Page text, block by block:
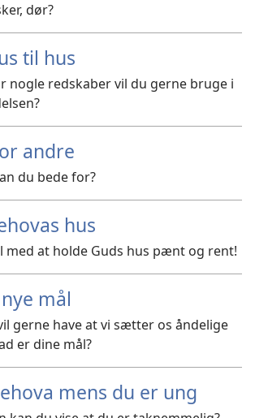
dør?
til hus
nogle redskaber vil du gerne bruge i
andre
du bede for?
hus
med at holde Guds hus pænt og rent!
mål
gerne have at vi sætter os åndelige
er dine mål?
mens du er ung